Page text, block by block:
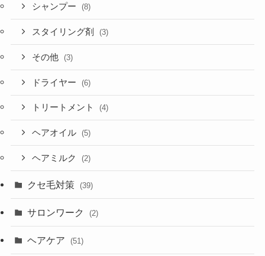
シャンプー (8)
スタイリング剤 (3)
その他 (3)
ドライヤー (6)
トリートメント (4)
ヘアオイル (5)
ヘアミルク (2)
クセ毛対策 (39)
サロンワーク (2)
ヘアケア (51)